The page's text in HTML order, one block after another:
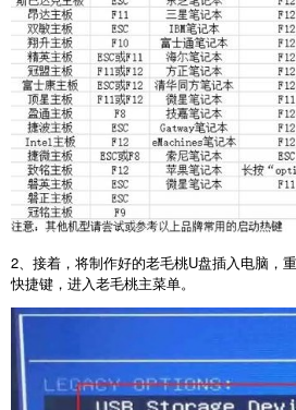
2、接着，将制作好的老毛桃U盘插入电脑，
快捷键，进入老毛桃主菜单。